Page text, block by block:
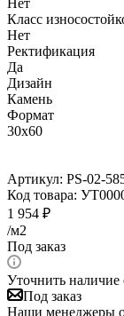
Класс
Нет
Ректификация
Да
Дизайн
Камень
Формат
30x60
Артикул: PS-02-
Код товара:
1 954 ₽
/м2
Под заказ
Уточнить наличие
Под заказ
Наши менеджеры